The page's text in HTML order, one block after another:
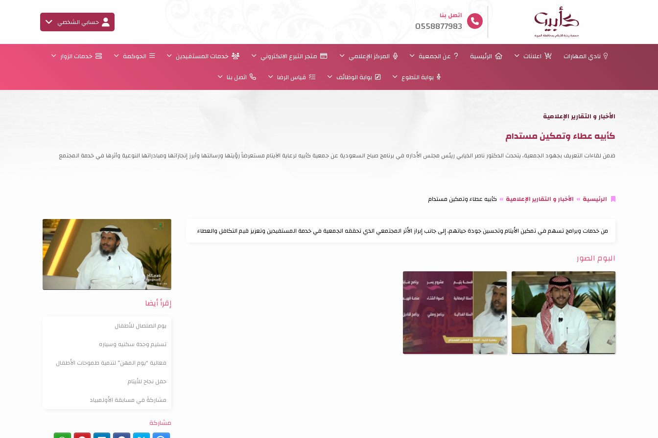
اتصل بنا
0558877983 حسابي الشخصي
نادي المهارات اعلانات الرئيسية عن الجمعية المركز الإعلامي متجر التبرع الالكتروني خدمات المستفيدين الحوكمة
خدمات الزوار
بوابة التطوع
بوابة الوظائف قياس الرضا اتصل بنا
الأخبار و التقارير الإعلامية
كأبيه عطاء وتمكين مستدام
ضمن لقاءات التعريف بجهود الجمعية، يتحدث الدكتور ناصر الذيابي ريئس مجلس الأداره في برنامج صباح السعودية عن جمعية كأبيه لرعاية الآيتام مستعرضاً رؤيتها ورسالتها وأبرز إنجازاتها ومبادراتها النوعية وأثرها في خدمة المجتمع
الرئيسية الأخبار و التقارير الإعلامية كأبيه عطاء وتمكين مستدام
من خدمات وبرامج تسهم في تمكين الأيتام وتحسين جودة حياتهم، إلى جانب إبراز الأثر المجتمعي الذي تحققه الجمعية في خدمة المستفيدين وتعزيز قيم التكافل والعطاء
البوم الصور
إقرأ أيضا
يوم الصلصال للأطفال
تسليم وحدة سكنيه وسياره
فعالية “يوم المهن” لتنمية طموحات الأطفال
حفل نجاح للأيتام
مشاركةً في مسابقة الأولمبياد
مشاركة